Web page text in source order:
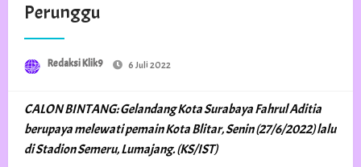
Perunggu
Redaksi Klik9
Posted
6 Juli 2022
CALON BINTANG: Gelandang Kota Surabaya Fahrul Aditia
berupaya melewati pemain Kota Blitar, Senin (27/6/2022) lalu
di Stadion Semeru, Lumajang. (KS/IST)